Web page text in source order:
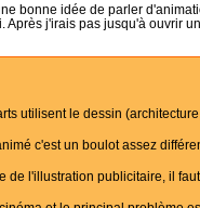
bonne idée de parler
Après j'irais pas jusqu'à ouvrir
utilisent le dessin
c'est un boulot assez
de l'illustration publicitaire, il